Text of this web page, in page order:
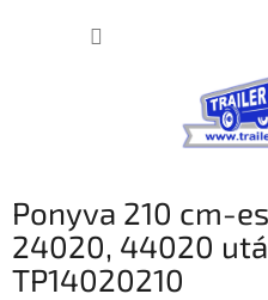
Ponyva 210 cm-
24020, 44020
TP14020210